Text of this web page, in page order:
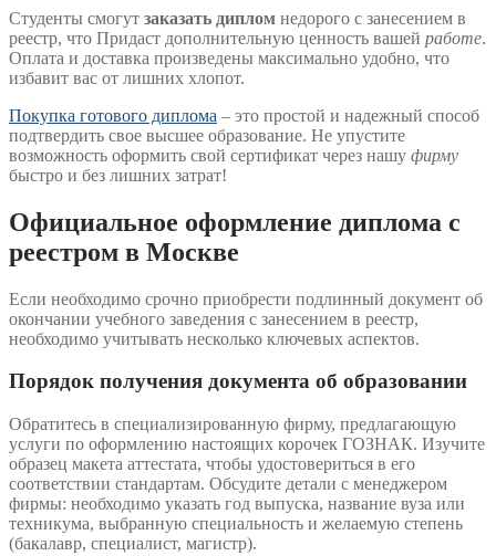
Студенты смогут заказать диплом недорого с занесением в
реестр, что Придаст дополнительную ценность вашей работе.
Оплата и доставка произведены максимально удобно, что
избавит вас от лишних хлопот.
Покупка готового диплома – это простой и надежный способ
подтвердить свое высшее образование. Не упустите
возможность оформить свой сертификат через нашу фирму
быстро и без лишних затрат!
Официальное оформление диплома с
реестром в Москве
Если необходимо срочно приобрести подлинный документ об
окончании учебного заведения с занесением в реестр,
необходимо учитывать несколько ключевых аспектов.
Порядок получения документа об образовании
Обратитесь в специализированную фирму, предлагающую
услуги по оформлению настоящих корочек ГОЗНАК. Изучите
образец макета аттестата, чтобы удостовериться в его
соответствии стандартам. Обсудите детали с менеджером
фирмы: необходимо указать год выпуска, название вуза или
техникума, выбранную специальность и желаемую степень
(бакалавр, специалист, магистр).